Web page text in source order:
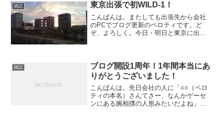
雑記 東京出張で初WILD-1！
こんばんは。またしても出張先から会社
のPCでブログ更新のペロティです。ど
ぞ、よろしく。今日・明日と東京に出張
の地「お台場」です！そし...
雑記
ブログ開設1周年！1年間本当にあ
りがとうございました！
こんばんは。先日会社の人に「○○（ペロ
ティの本名）さんてさー、なんかゲーセ
ンにある腕相撲の人形みたいだよね」と